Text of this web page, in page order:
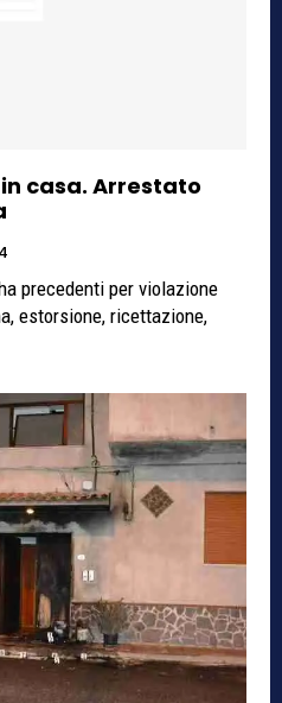
casa. Arrestato
precedenti per violazione
estorsione, ricettazione,